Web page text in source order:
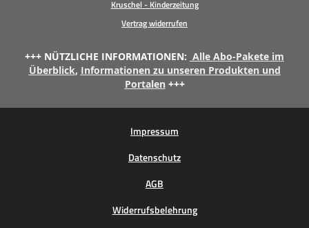
Kruschel - Kinderzeitung
Vertrag widerrufen
+++ NÜTZLICHE INFORMATIONEN: Alle Abo-Pakete im
Überblick, Informationen zu unseren Produkten und
Portalen +++
Impressum
Datenschutz
AGB
Widerrufsbelehrung